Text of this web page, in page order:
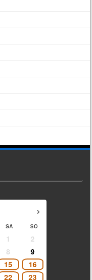
›
SA SO
1
2
8
9
15
16
22
23